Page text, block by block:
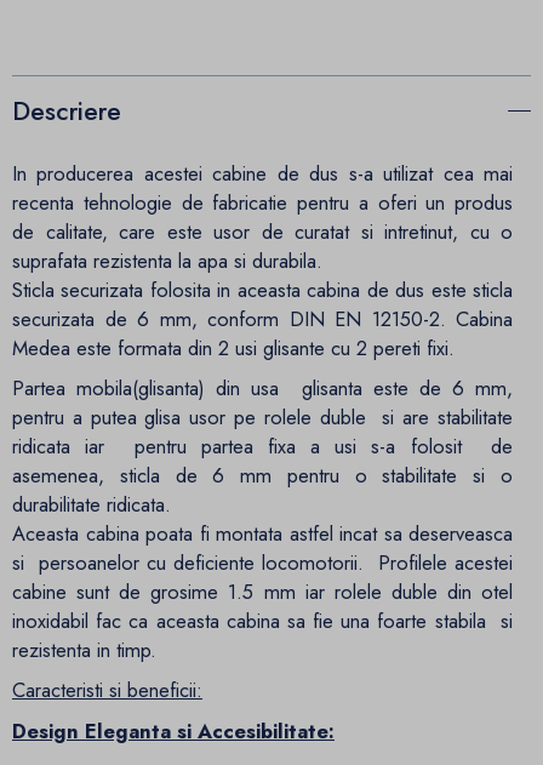
Descriere
In producerea acestei cabine de dus s-a utilizat cea mai
recenta tehnologie de fabricatie pentru a oferi un produs
de calitate, care este usor de curatat si intretinut, cu o
suprafata rezistenta la apa si durabila.
Sticla securizata folosita in aceasta cabina de dus este sticla
securizata de 6 mm, conform DIN EN 12150-2. Cabina
Medea este formata din 2 usi glisante cu 2 pereti fixi.
Partea mobila(glisanta) din usa glisanta este de 6 mm,
pentru a putea glisa usor pe rolele duble si are stabilitate
ridicata iar pentru partea fixa a usi s-a folosit de
asemenea, sticla de 6 mm pentru o stabilitate si o
durabilitate ridicata.
Aceasta cabina poata fi montata astfel incat sa deserveasca
si persoanelor cu deficiente locomotorii. Profilele acestei
cabine sunt de grosime 1.5 mm iar rolele duble din otel
inoxidabil fac ca aceasta cabina sa fie una foarte stabila si
rezistenta in timp.
Caracteristi si beneficii:
Design Eleganta si Accesibilitate: